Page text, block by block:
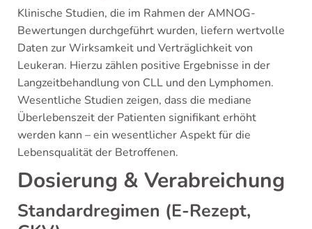
Klinische Studien, die im Rahmen der AMNOG-
Bewertungen durchgeführt wurden, liefern wertvolle
Daten zur Wirksamkeit und Verträglichkeit von
Leukeran. Hierzu zählen positive Ergebnisse in der
Langzeitbehandlung von CLL und den Lymphomen.
Wesentliche Studien zeigen, dass die mediane
Überlebenszeit der Patienten signifikant erhöht
werden kann – ein wesentlicher Aspekt für die
Lebensqualität der Betroffenen.
Dosierung & Verabreichung
Standardregimen (E-Rezept,